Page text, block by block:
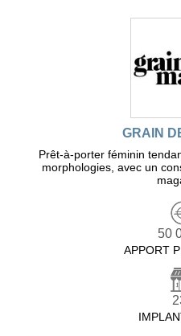
GRAIN
Prêt-à-porter féminin
morphologies, avec un
50
APPORT